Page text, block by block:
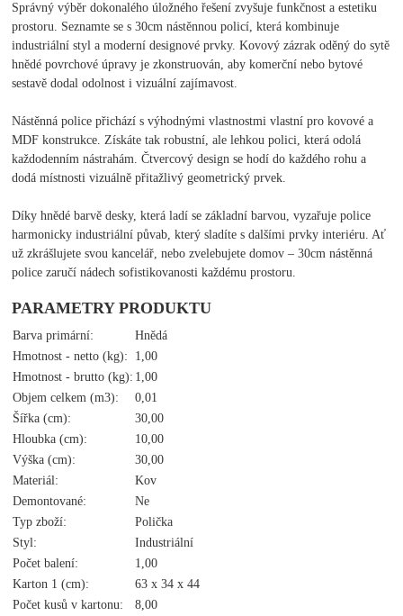
Správný výběr dokonalého úložného řešení zvyšuje funkčnost a estetiku
prostoru. Seznamte se s 30cm nástěnnou policí, která kombinuje
industriální styl a moderní designové prvky. Kovový zázrak oděný do sytě
hnědé povrchové úpravy je zkonstruován, aby komerční nebo bytové
sestavě dodal odolnost i vizuální zajímavost.
Nástěnná police přichází s výhodnými vlastnostmi vlastní pro kovové a
MDF konstrukce. Získáte tak robustní, ale lehkou polici, která odolá
každodenním nástrahám. Čtvercový design se hodí do každého rohu a
dodá místnosti vizuálně přitažlivý geometrický prvek.
Díky hnědé barvě desky, která ladí se základní barvou, vyzařuje police
harmonicky industriální půvab, který sladíte s dalšími prvky interiéru. Ať
už zkrášlujete svou kancelář, nebo zvelebujete domov – 30cm nástěnná
police zaručí nádech sofistikovanosti každému prostoru.
PARAMETRY PRODUKTU
Barva primární:
Hnědá
Hmotnost - netto (kg):
1,00
Hmotnost - brutto (kg): 1,00
Objem celkem (m3):
0,01
Šířka (cm):
30,00
Hloubka (cm):
10,00
Výška (cm):
30,00
Materiál:
Kov
Demontované:
Ne
Typ zboží:
Polička
Styl:
Industriální
Počet balení:
1,00
Karton 1 (cm):
63 x 34 x 44
Počet kusů v kartonu:
8,00